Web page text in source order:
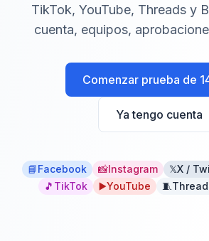
TikTok, YouTube, Threads y
cuenta, equipos,
Comenzar prueba de
Ya tengo cuenta
📘Facebook 📸Instagram 𝕏X /
🎵 TikTok ▶️YouTube 🧵